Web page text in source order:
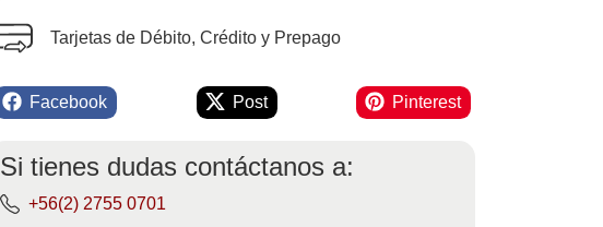
Tarjetas de Débito, Crédito y Prepago
Facebook Post Pinterest
Si tienes dudas contáctanos a:
+56(2) 2755 0701